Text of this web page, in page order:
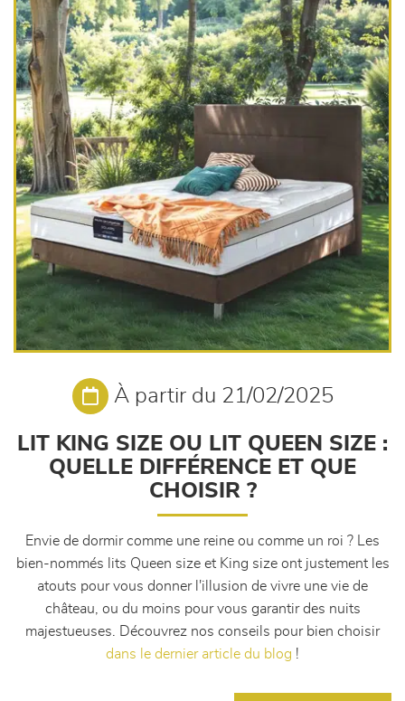
À partir du 21/02/2025
LIT KING SIZE OU LIT QUEEN SIZE :
QUELLE DIFFÉRENCE ET QUE
CHOISIR ?
Envie de dormir comme une reine ou comme un roi ? Les
bien-nommés lits Queen size et King size ont justement les
atouts pour vous donner l'illusion de vivre une vie de
château, ou du moins pour vous garantir des nuits
majestueuses. Découvrez nos conseils pour bien choisir
dans le dernier article du blog !